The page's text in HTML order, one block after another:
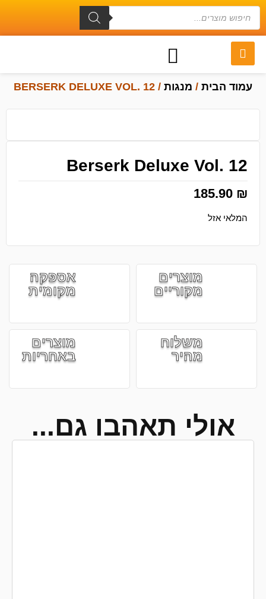
עמוד הבית / מנגות / BERSERK DELUXE VOL. 12
Berserk Deluxe Vol. 12
185.90 ₪
המלאי אזל
מוצרים
מקוריים
אספקה
מקומית
משלוח
מהיר
מוצרים
באחריות
אולי תאהבו גם...